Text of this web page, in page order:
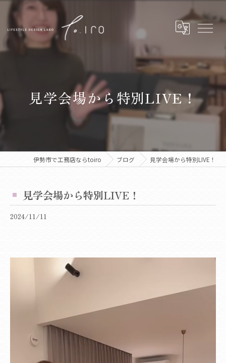
見学会場から特別LIVE！
伊勢市で工務店ならtoiro ブログ 見学会場から特別LIVE！
見学会場から特別LIVE！
2024/11/11